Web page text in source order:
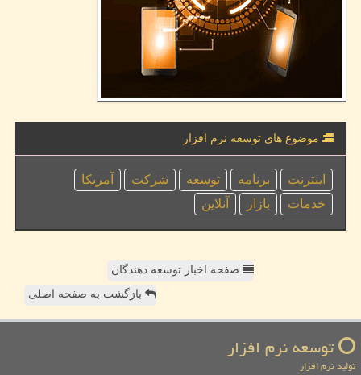
موضوع های توسعه نرم افزار
اینترنت برنامه توسعه شركت
آمریكا
خدمات
بازار آنلاین
صفحه اخبار توسعه دهندگان
بازگشت به صفحه اصلی
توسعه نرم افزار
تولید نرم افزار